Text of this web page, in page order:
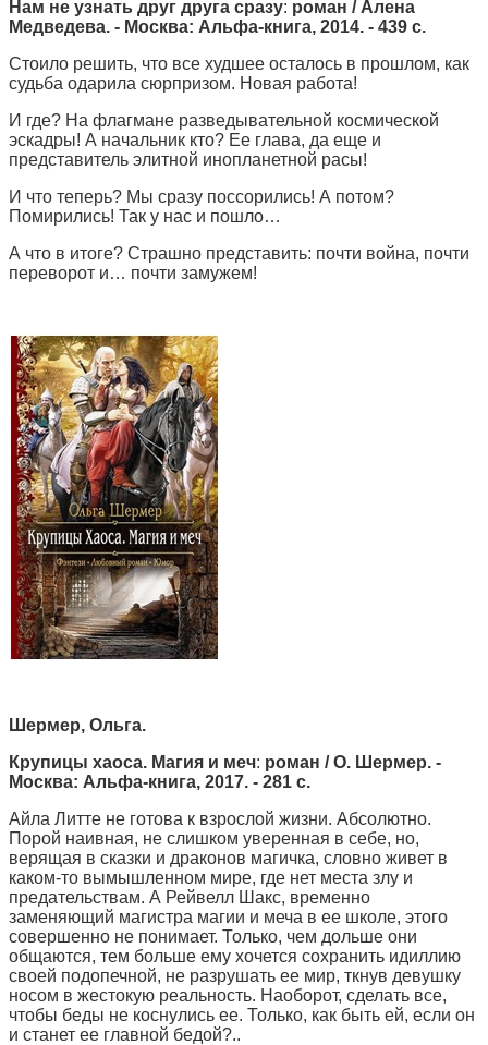
Нам не узнать друг друга сразу: роман / Алена
Медведева. - Москва: Альфа-книга, 2014. - 439 с.
Стоило решить, что все худшее осталось в прошлом, как
судьба одарила сюрпризом. Новая работа!
И где? На флагмане разведывательной космической
эскадры! А начальник кто? Ее глава, да еще и
представитель элитной инопланетной расы!
И что теперь? Мы сразу поссорились! А потом?
Помирились! Так у нас и пошло…
А что в итоге? Страшно представить: почти война, почти
переворот и… почти замужем!
Шермер, Ольга.
Крупицы хаоса. Магия и меч: роман / О. Шермер. -
Москва: Альфа-книга, 2017. - 281 с.
Айла Литте не готова к взрослой жизни. Абсолютно.
Порой наивная, не слишком уверенная в себе, но,
верящая в сказки и драконов магичка, словно живет в
каком-то вымышленном мире, где нет места злу и
предательствам. А Рейвелл Шакс, временно
заменяющий магистра магии и меча в ее школе, этого
совершенно не понимает. Только, чем дольше они
общаются, тем больше ему хочется сохранить идиллию
своей подопечной, не разрушать ее мир, ткнув девушку
носом в жестокую реальность. Наоборот, сделать все,
чтобы беды не коснулись ее. Только, как быть ей, если он
и станет ее главной бедой?..